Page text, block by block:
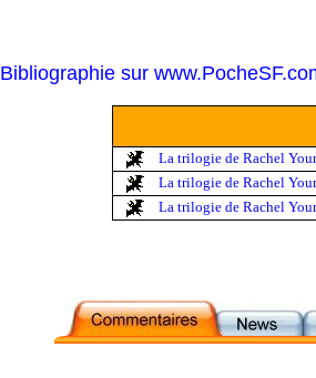
Bibliographie sur
La trilogie de Rachel
La trilogie de Rachel
La trilogie de Rachel